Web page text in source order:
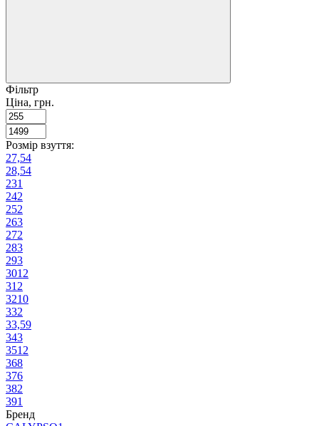
Фільтр
Ціна, грн.
Розмір взуття:
27,54
28,54
231
242
252
263
272
283
293
3012
31 2
3210
332
33,59
343
3512
368
376
382
391
Бренд